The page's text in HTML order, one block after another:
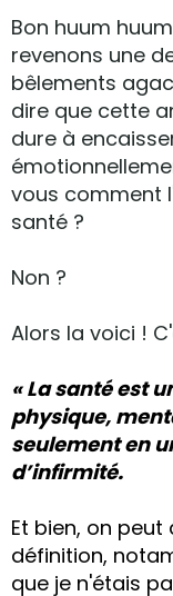
Bon huum
revenons une
bêlements
dire que cette
dure à
vous comment
santé ?
Non ?
Alors la voici !
« La santé est
physique,
seulement en
d’infirmité.
Et bien, on
définition,
que je n'étais